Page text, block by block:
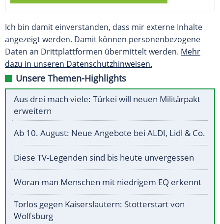
Ich bin damit einverstanden, dass mir externe Inhalte
angezeigt werden. Damit können personenbezogene
Daten an Drittplattformen übermittelt werden. Mehr
dazu in unseren Datenschutzhinweisen.
Unsere Themen-Highlights
Aus drei mach viele: Türkei will neuen Militärpakt
erweitern
Ab 10. August: Neue Angebote bei ALDI, Lidl & Co.
Diese TV-Legenden sind bis heute unvergessen
Woran man Menschen mit niedrigem EQ erkennt
Torlos gegen Kaiserslautern: Stotterstart von
Wolfsburg